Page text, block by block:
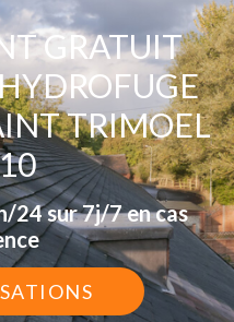
GRATUIT
TRIMOEL
24 sur 7j/7 en cas